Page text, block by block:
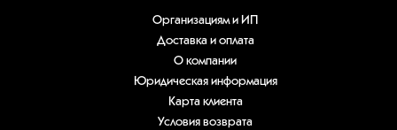
Организациям и ИП
Доставка и оплата
О компании
Юридическая информация
Карта клиента
Условия возврата